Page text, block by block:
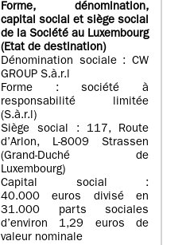
Forme, dénomination,
capital social et siège social
de la Société au Luxembourg
(Etat de destination)
Dénomination sociale : CW
GROUP S.à.r.l
Forme : société à
responsabilité limitée
(S.à.r.l)
Siège social : 117, Route
d’Arlon, L-8009 Strassen
(Grand-Duché de
Luxembourg)
Capital social :
40.000 euros divisé en
31.000 parts sociales
d’environ 1,29 euros de
valeur nominale